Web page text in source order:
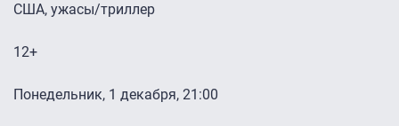
США, ужасы/триллер
12+
Понедельник, 1 декабря, 21:00